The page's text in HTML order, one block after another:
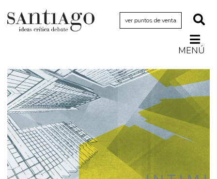
ver puntos de venta
MENÚ
Actualidad
Archivo Cenfoto-UDP
Arquetipos de situación
Artes visuales
Ciencia
Cine y televisión
Ciudad